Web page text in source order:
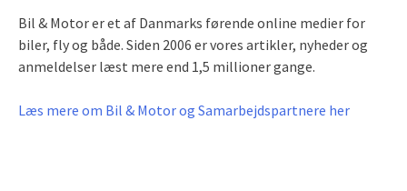
Bil & Motor er et af Danmarks førende online medier for
biler, fly og både. Siden 2006 er vores artikler, nyheder og
anmeldelser læst mere end 1,5 millioner gange.
Læs mere om Bil & Motor og Samarbejdspartnere her